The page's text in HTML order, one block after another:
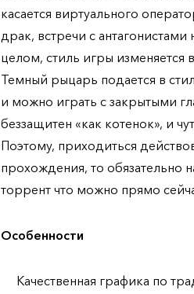
касается виртуального
драк, встречи с
целом, стиль игры
Темный рыцарь подается в
и можно играть с закрытыми
беззащитен «как котенок», и
Поэтому, приходиться
прохождения, то обязательно
торрент что можно прямо
Особенности
Качественная графика по